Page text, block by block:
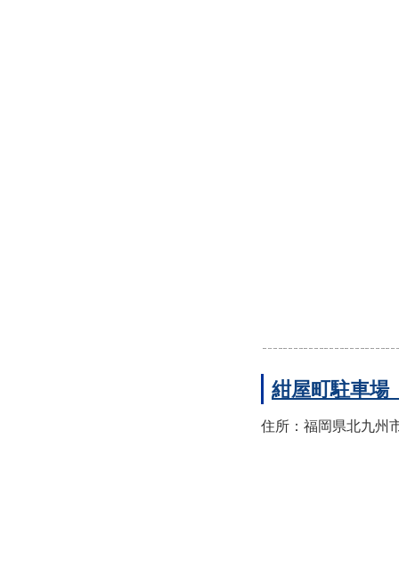
紺屋町駐車場
住所：福岡県北九州